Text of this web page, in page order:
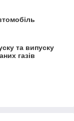
та випуску
газів